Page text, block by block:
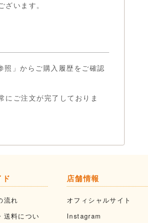
います。
」からご購入履歴をご確認
にご注文が完了しておりま
流れ
送料につい
店舗情報
オフィシャルサイト
Instagram